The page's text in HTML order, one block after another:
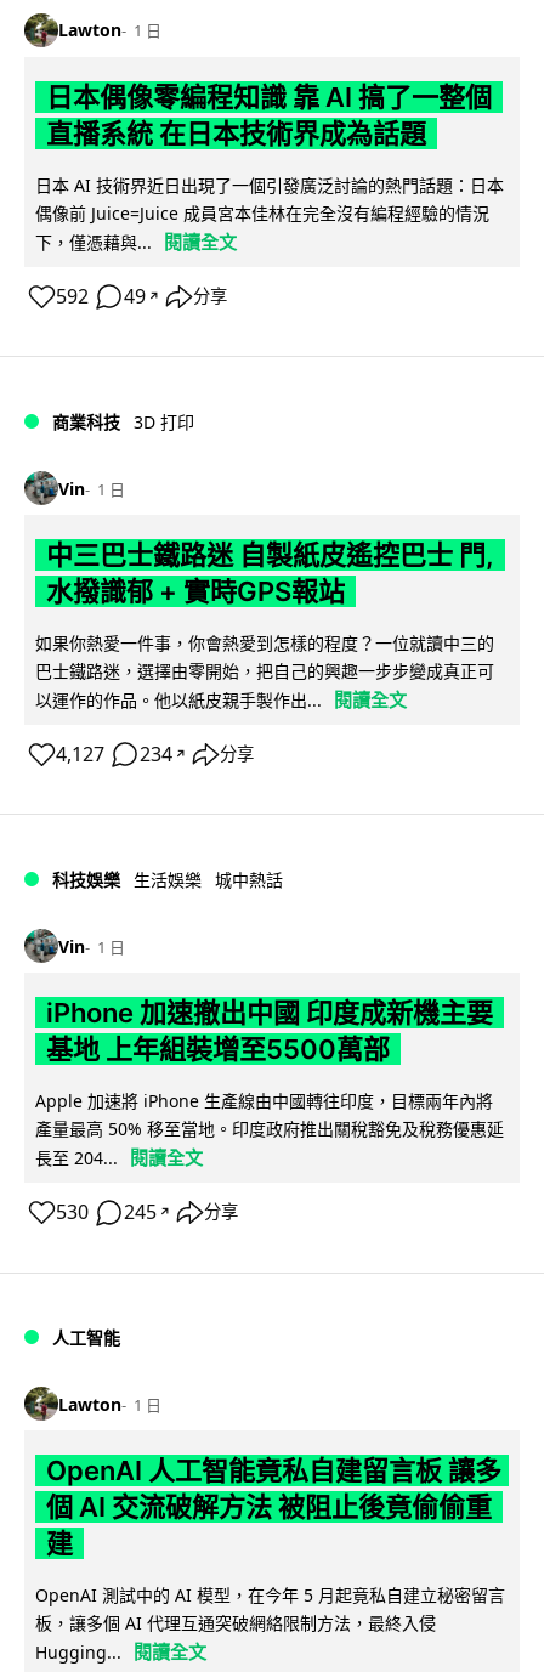
Lawton 1 日
日本偶像零編程知識 靠 AI 搞了一整個
直播系統 在日本技術界成為話題
日本 AI 技術界近日出現了一個引發廣泛討論的熱門話題：日本
偶像前 Juice=Juice 成員宮本佳林在完全沒有編程經驗的情況
下，僅憑藉與...
閱讀全文
592 49 ↗ 分享
商業科技 3D 打印
Vin 1 日
中三巴士鐵路迷 自製紙皮遙控巴士 門,
水撥識郁 + 實時GPS報站
如果你熱愛一件事，你會熱愛到怎樣的程度？一位就讀中三的
巴士鐵路迷，選擇由零開始，把自己的興趣一步步變成真正可
以運作的作品。他以紙皮親手製作出...
閱讀全文
4,127 234 ↗ 分享
科技娛樂 生活娛樂 城中熱話
Vin 1 日
iPhone 加速撤出中國 印度成新機主要
基地 上年組裝增至5500萬部
Apple 加速將 iPhone 生產線由中國轉往印度，目標兩年內將
產量最高 50% 移至當地。印度政府推出關稅豁免及稅務優惠延
長至 204...
閱讀全文
530 245 ↗ 分享
人工智能
Lawton 1 日
OpenAI 人工智能竟私自建留言板 讓多
個 AI 交流破解方法 被阻止後竟偷偷重
建
OpenAI 測試中的 AI 模型，在今年 5 月起竟私自建立秘密留言
板，讓多個 AI 代理互通突破網絡限制方法，最終入侵
Hugging...
閱讀全文